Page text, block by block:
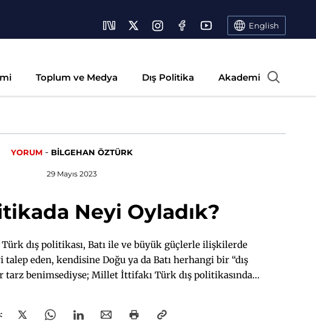
English
Toplum ve Medya Dış Politika Akademi
YORUM - BİLGEHAN ÖZTÜRK
29 Mayıs 2023
Neyi Oyladık?
dış politikası, Batı ile ve büyük güçlerle ilişkilerde
eden, kendisine Doğu ya da Batı herhangi bir “dış
tarz benimsediyse; Millet İttifakı Türk dış politikasında